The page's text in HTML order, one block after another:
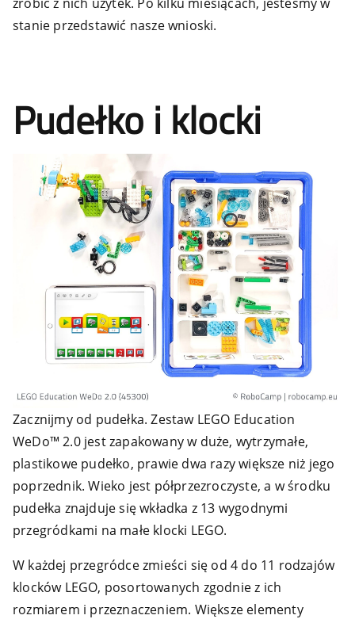
stanie przedstawić nasze wnioski.
Pudełko i klocki
Zacznijmy od pudełka. Zestaw LEGO Education
WeDo™ 2.0 jest zapakowany w duże, wytrzymałe,
plastikowe pudełko, prawie dwa razy większe niż jego
poprzednik. Wieko jest półprzezroczyste, a w środku
pudełka znajduje się wkładka z 13 wygodnymi
przegródkami na małe klocki LEGO.
W każdej przegródce zmieści się od 4 do 11 rodzajów
klocków LEGO, posortowanych zgodnie z ich
rozmiarem i przeznaczeniem. Większe elementy